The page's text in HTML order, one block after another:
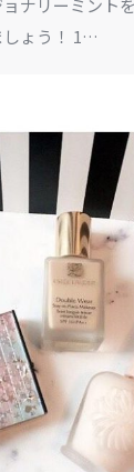
ナリーミント
しょう！ 1…